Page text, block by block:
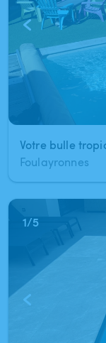
Foulayronnes
1/5